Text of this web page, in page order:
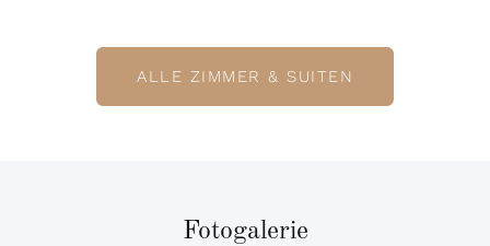
ALLE ZIMMER & SUITEN
Fotogalerie